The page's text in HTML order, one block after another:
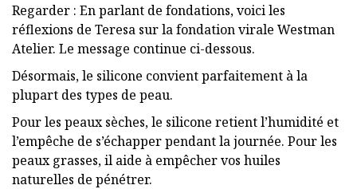
Regarder : En parlant de fondations, voici les
réflexions de Teresa sur la fondation virale Westman
Atelier. Le message continue ci-dessous.
Désormais, le silicone convient parfaitement à la
plupart des types de peau.
Pour les peaux sèches, le silicone retient l’humidité et
l’empêche de s’échapper pendant la journée. Pour les
peaux grasses, il aide à empêcher vos huiles
naturelles de pénétrer.